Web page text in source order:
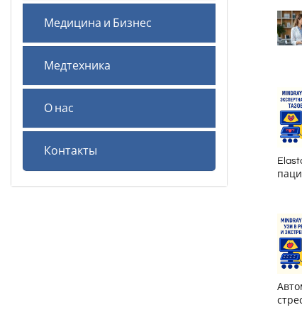
Медицина и Бизнес
Медтехника
О нас
Контакты